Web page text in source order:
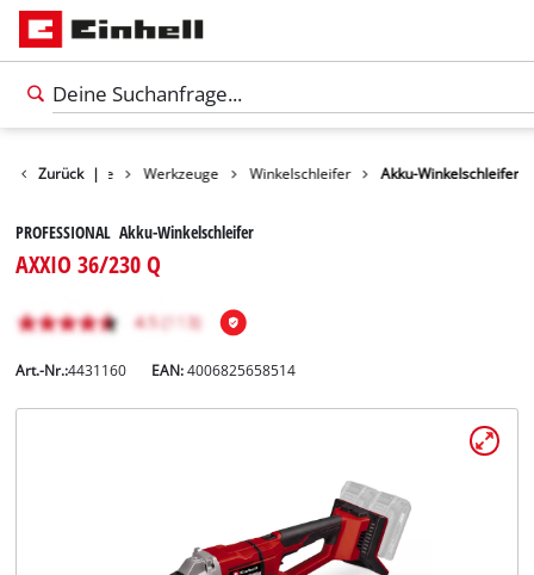
Zurück |
Produkte Werkzeuge Winkelschleifer Akku-Winkelschleifer
PROFESSIONAL Akku-Winkelschleifer
AXXIO 36/230 Q
Art.-Nr.:4431160 EAN:4006825658514